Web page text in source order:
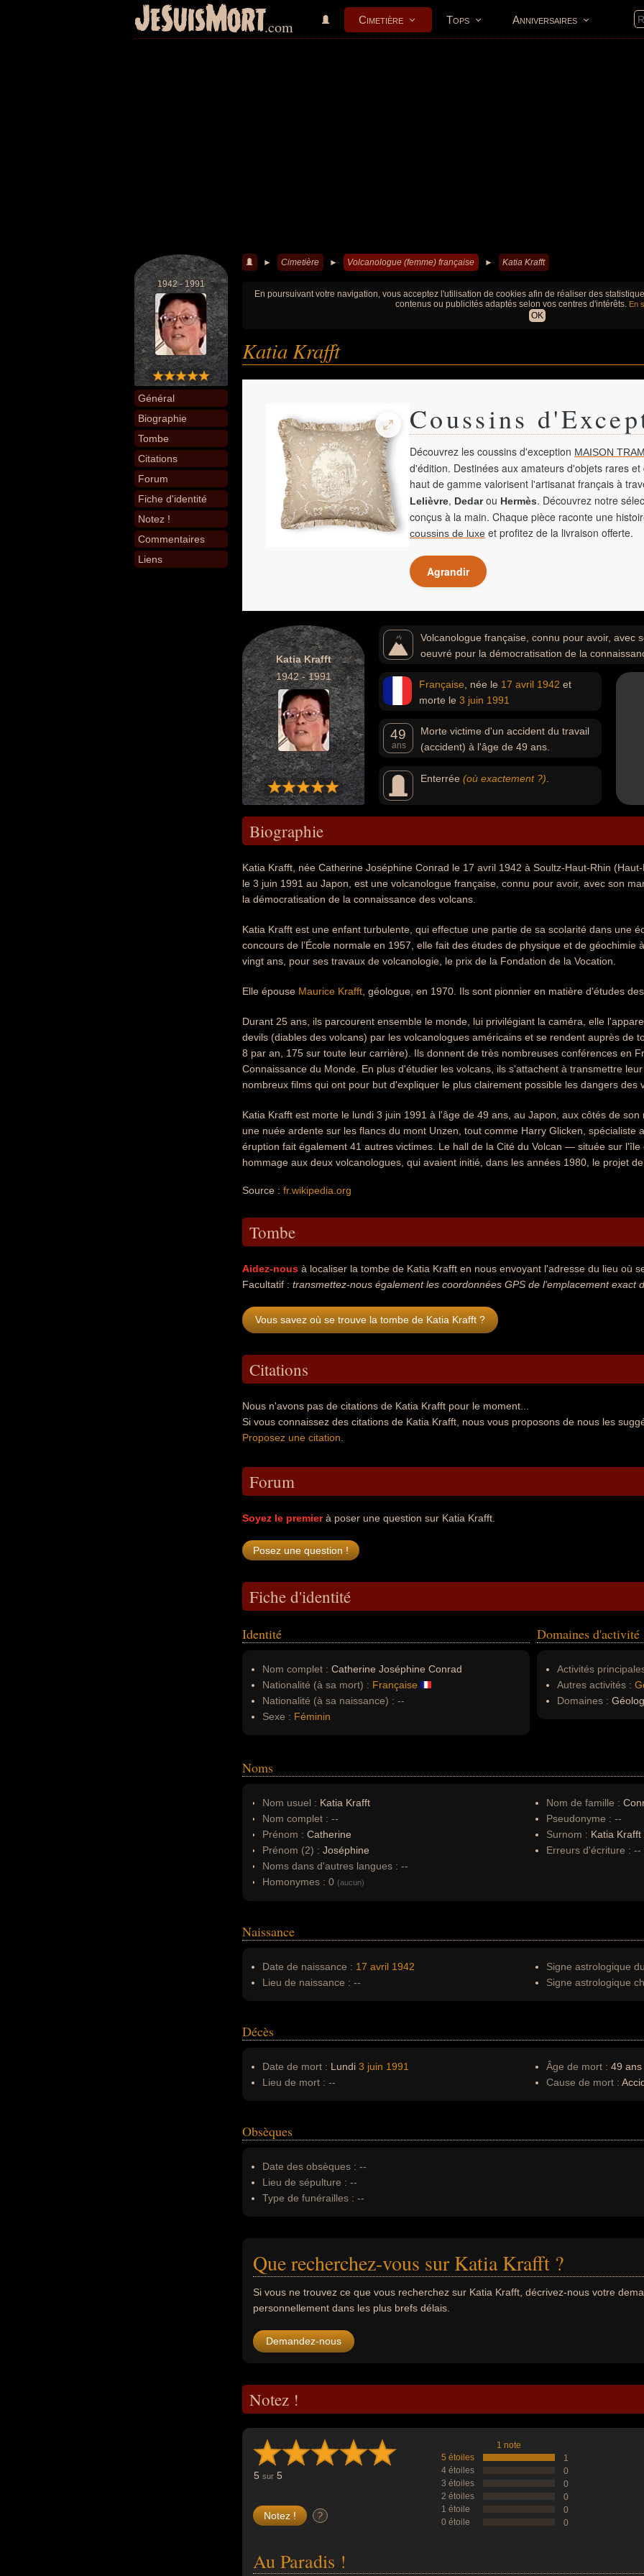
JeSuisMort.com Cimetière Tops Anniversaires
1942 - 1991
Général
Biographie
Tombe
Citations
Forum
Fiche d'identité
Notez !
Commentaires
Liens
► Cimetière ► Volcanologue (femme) française ► Katia Krafft
En poursuivant votre navigation, vous acceptez l'utilisation de cookies afin de réaliser des
contenus ou publicités adaptés selon vos centres d'intérêts. En
OK
Katia Krafft
Coussins
Découvrez les coussins d'exception MAISON
d'édition. Destinées aux amateurs d'objets rares
haut de gamme valorisent l'artisanat français à
Lelièvre, Dedarou Hermès. Découvrez notre
conçus à la main. Chaque pièce raconte une
coussins de luxe et profitez de la livraison offerte.
Agrandir
Katia Krafft
1942 - 1991
Volcanologue française, connu pour avoir, avec
oeuvré pour la démocratisation de la
Française , née le 17 avril 1942 et
morte le 3 juin 1991
49
ans
Morte victime d'un accident du travail
(accident) à l'âge de 49 ans.
Enterrée (où exactement ?)
Biographie
Katia Krafft, née Catherine Joséphine Conrad le 17 avril 1942 à Soultz-Haut-Rhin
le 3 juin 1991 au Japon, est une volcanologue française, connu pour avoir, avec son
la démocratisation de la connaissance des volcans.
Katia Krafft est une enfant turbulente, qui effectue une partie de sa scolarité dans une
concours de l’École normale en 1957, elle fait des études de physique et de géochimie
vingt ans, pour ses travaux de volcanologie, le prix de la Fondation de la Vocation.
Elle épouse Maurice Krafft , géologue, en 1970. Ils sont pionnier en matière d'études
Durant 25 ans, ils parcourent ensemble le monde, lui privilégiant la caméra, elle
devils (diables des volcans) par les volcanologues américains et se rendent auprès de
8 par an, 175 sur toute leur carrière). Ils donnent de très nombreuses conférences en
Connaissance du Monde. En plus d'étudier les volcans, ils s'attachent à transmettre
nombreux films qui ont pour but d'expliquer le plus clairement possible les dangers des
Katia Krafft est morte le lundi 3 juin 1991 à l'âge de 49 ans, au Japon, aux côtés de
une nuée ardente sur les flancs du mont Unzen, tout comme Harry Glicken, spécialiste
éruption fait également 41 autres victimes. Le hall de la Cité du Volcan — située sur
hommage aux deux volcanologues, qui avaient initié, dans les années 1980, le projet
Source : fr.wikipedia.org
Tombe
Aidez-nous à localiser la tombe de Katia Krafft en nous envoyant l'adresse du lieu où
Facultatif : transmettez-nous également les coordonnées GPS de l'emplacement exact
Vous savez où se trouve la tombe de Katia Krafft ?
Citations
Nous n'avons pas de citations de Katia Krafft pour le moment...
Si vous connaissez des citations de Katia Krafft, nous vous proposons de nous les
Proposez une citation
Forum
Soyez le premierà poser une question sur Katia Krafft.
Fiche d'identité
Identité
Nom complet : Catherine Joséphine Conrad
Nationalité (à sa mort) : Française
Nationalité (à sa naissance) : --
Sexe : Féminin
Domaines d'activité
Activités
Autres activités :
Domaines :
Noms
Nom usuel : Katia Krafft
Nom complet : --
Prénom : Catherine
Prénom (2) : Joséphine
Noms dans d'autres langues : --
Homonymes : 0 (aucun)
Nom de famille :
Pseudonyme : --
Surnom : Katia Krafft
Erreurs d'écriture : --
Naissance
Date de naissance : 17 avril 1942
Lieu de naissance : --
Signe astrologique
Signe astrologique
Décès
Date de mort : Lundi 3 juin 1991
Lieu de mort : --
Âge de mort : 49 ans
Cause de mort :
Obsèques
Date des obsèques : --
Lieu de sépulture : --
Type de funérailles : --
Que recherchez-vous sur Katia Krafft ?
Si vous ne trouvez ce que vous recherchez sur Katia Krafft, décrivez-nous votre
personnellement dans les plus brefs délais.
Demandez-nous
Notez !
5 sur 5
?
1 note
5 étoiles
1
4 étoiles
0
3 étoiles
0
2 étoiles
0
1 étoile
0
0 étoile
0
Au Paradis !